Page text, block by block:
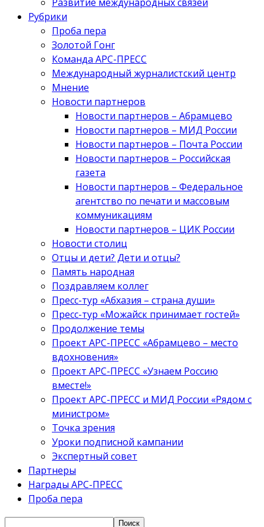
Рубрики
Проба пера
Золотой Гонг
Команда АРС-ПРЕСС
Международный журналистский центр
Мнение
Новости партнеров
Новости партнеров – Абрамцево
Новости партнеров – МИД России
Новости партнеров – Почта России
Новости партнеров – Российская
газета
Новости партнеров – Федеральное
агентство по печати и массовым
коммуникациям
Новости партнеров – ЦИК России
Новости столиц
Отцы и дети? Дети и отцы?
Память народная
Поздравляем коллег
Пресс-тур «Абхазия – страна души»
Пресс-тур «Можайск принимает гостей»
Продолжение темы
Проект АРС-ПРЕСС «Абрамцево – место
вдохновения»
Проект АРС-ПРЕСС «Узнаем Россию
вместе!»
Проект АРС-ПРЕСС и МИД России «Рядом с
министром»
Точка зрения
Уроки подписной кампании
Экспертный совет
Партнеры
Награды АРС-ПРЕСС
Проба пера